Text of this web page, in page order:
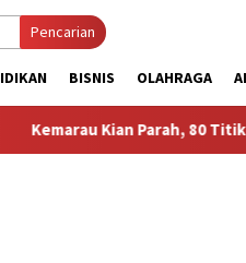
Pencarian
BISNIS OLAHRAGA
Parah, 80 Titik di Kabupaten